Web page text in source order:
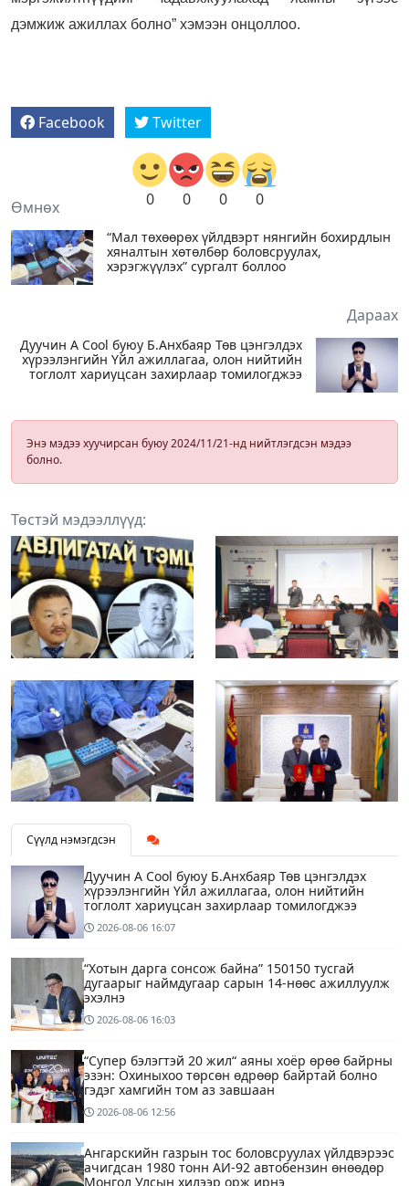
дэмжиж ажиллах болно” хэмээн онцоллоо.
Facebook Twitter
0 0 0 0
Өмнөх
“Мал төхөөрөх үйлдвэрт нянгийн бохирдлын
хяналтын хөтөлбөр боловсруулах,
хэрэгжүүлэх” сургалт боллоо
Дараах
Дуучин A Cool буюу Б.Анхбаяр Төв цэнгэлдэх
хүрээлэнгийн Үйл ажиллагаа, олон нийтийн
тоглолт хариуцсан захирлаар томилогджээ
Энэ мэдээ хуучирсан буюу 2024/11/21-нд нийтлэгдсэн мэдээ
болно.
Төстэй мэдээллүүд:
Сүүлд нэмэгдсэн
Дуучин A Cool буюу Б.Анхбаяр Төв цэнгэлдэх
хүрээлэнгийн Үйл ажиллагаа, олон нийтийн
тоглолт хариуцсан захирлаар томилогджээ
2026-08-06 16:07
“Хотын дарга сонсож байна” 150150 тусгай
дугаарыг наймдугаар сарын 14-нөөс ажиллуулж
эхэлнэ
2026-08-06 16:03
“Супер бэлэгтэй 20 жил“ аяны хоёр өрөө байрны
эзэн: Охиныхоо төрсөн өдрөөр байртай болно
гэдэг хамгийн том аз завшаан
2026-08-06 12:56
Ангарскийн газрын тос боловсруулах үйлдвэрээс
ачигдсан 1980 тонн АИ-92 автобензин өнөөдөр
Монгол Улсын хилээр орж ирнэ